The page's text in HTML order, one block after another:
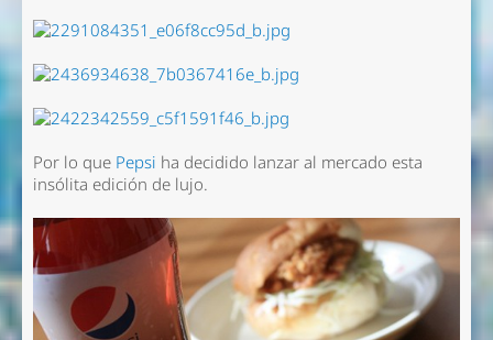
Por lo que Pepsi ha decidido lanzar al mercado esta
insólita edición de lujo.